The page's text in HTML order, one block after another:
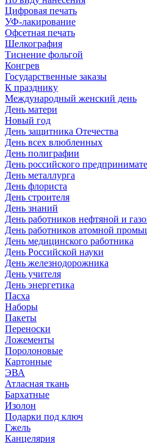
Цифровая печать
УФ-лакирование
Офсетная печать
Шелкография
Тиснение фольгой
Конгрев
Государственные заказы
К празднику
Международный женский день
День матери
Новый год
День защитника Отечества
День всех влюбленных
День полиграфии
День российского
День металлурга
День флориста
День строителя
День знаний
День работников нефтяной и
День работников атомной
День медицинского работника
День Российской науки
День железнодорожника
День учителя
День энергетика
Пасха
Наборы
Пакеты
Переноски
Ложементы
Поролоновые
Картонные
ЭВА
Атласная ткань
Бархатные
Изолон
Подарки под ключ
Гжель
Канцелярия